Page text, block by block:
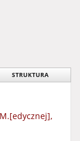
STRUKTURA